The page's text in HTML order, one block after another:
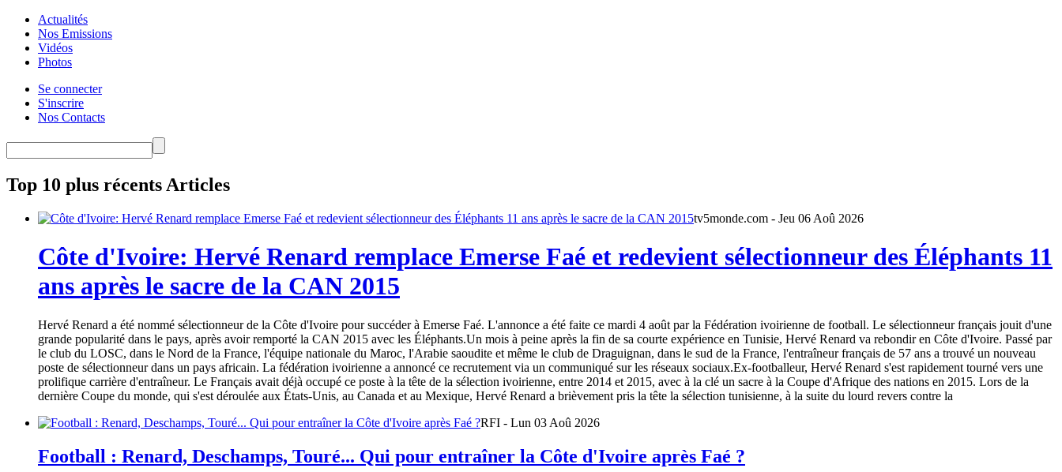
Actualités
Nos Emissions
Vidéos
Photos
Se connecter
S'inscrire
Nos Contacts
Top 10 plus récents Articles
tv5monde.com - Jeu 06 Aoû 2026
Côte d'Ivoire: Hervé Renard remplace Emerse Faé et redevient sélectionneur des Éléphants 11
ans après le sacre de la CAN 2015
Hervé Renard a été nommé sélectionneur de la Côte d'Ivoire pour succéder à Emerse Faé. L'annonce a été faite ce mardi 4 août par la Fédération ivoirienne de football. Le sélectionneur français jouit d'une
grande popularité dans le pays, après avoir remporté la CAN 2015 avec les Éléphants.Un mois à peine après la fin de sa courte expérience en Tunisie, Hervé Renard va rebondir en Côte d'Ivoire. Passé par
le club du LOSC, dans le Nord de la France, l'équipe nationale du Maroc, l'Arabie saoudite et même le club de Draguignan, dans le sud de la France, l'entraîneur français de 57 ans a trouvé un nouveau
poste de sélectionneur dans un pays africain. La fédération ivoirienne a annoncé ce recrutement via un communiqué sur les réseaux sociaux.Ex-footballeur, Hervé Renard s'est rapidement tourné vers une
prolifique carrière d'entraîneur. Le Français avait déjà occupé ce poste à la tête de la sélection ivoirienne, entre 2014 et 2015, avec à la clé un sacre à la Coupe d'Afrique des nations en 2015. Lors de la
dernière Coupe du monde, qui s'est déroulée aux États-Unis, au Canada et au Mexique, Hervé Renard a brièvement pris la tête la sélection tunisienne, à la suite du lourd revers contre la
RFI - Lun 03 Aoû 2026
Football : Renard, Deschamps, Touré... Qui pour entraîner la Côte d'Ivoire après Faé ?